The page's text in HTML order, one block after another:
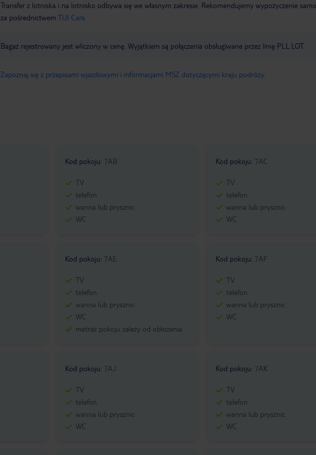
Transfer z lotniska i na lotnisko odbywa się we własnym zakresie. Rekomendujemy wypożyczenie
za pośrednictwem TUI Cars.
Bagaż rejestrowany jest wliczony w cenę. Wyjątkiem są połączenia obsługiwane przez linię PLL LOT.
Zapoznaj się z przepisami wjazdowymi i informacjami MSZ dotyczącymi kraju podróży.
Kod pokoju: 7AB
TV
telefon
wanna lub prysznic
WC
Kod pokoju: 7AC
TV
telefon
wanna lub prysznic
WC
Kod pokoju: 7AE
TV
telefon
wanna lub prysznic
WC
metraż pokoju zależy od obłożenia
Kod pokoju: 7AF
TV
telefon
wanna lub prysznic
WC
Kod pokoju: 7AJ
TV
telefon
wanna lub prysznic
WC
Kod pokoju: 7AK
TV
telefon
wanna lub prysznic
WC